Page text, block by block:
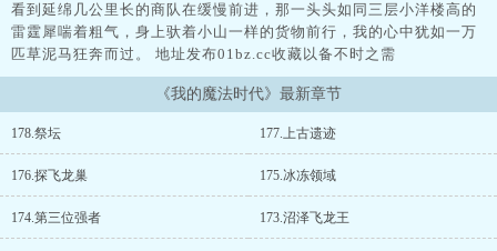
看到延绵几公里长的商队在缓慢前进，那一头头如同三层小洋楼高的
雷霆犀喘着粗气，身上驮着小山一样的货物前行，我的心中犹如一万
匹草泥马狂奔而过。 地址发布01bz.cc收藏以备不时之需
《我的魔法时代》最新章节
178.祭坛 177.上古遗迹
176.探飞龙巢 175.冰冻领域
174.第三位强者 173.沼泽飞龙王